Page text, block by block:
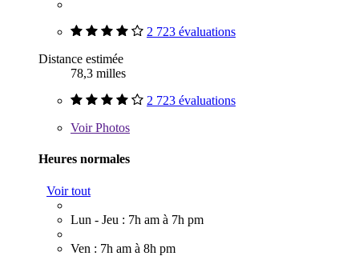
2 723 évaluations
Distance estimée
78,3 milles
2 723 évaluations
VoirPhotos
Heures normales
Voir tout
Lun - Jeu : 7h am à 7h pm
Ven : 7h am à 8h pm